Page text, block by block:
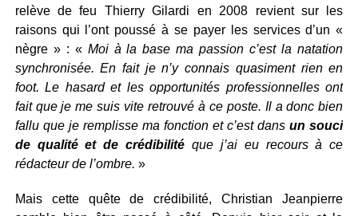
relève de feu Thierry Gilardi en 2008 revient sur les
raisons qui l’ont poussé à se payer les services d’un «
nègre » : « Moi à la base ma passion c’est la natation
synchronisée. En fait je n’y connais quasiment rien en
foot. Le hasard et les opportunités professionnelles ont
fait que je me suis vite retrouvé à ce poste. Il a donc bien
fallu que je remplisse ma fonction et c’est dansun souci
de qualité et de crédibilité que j’ai eu recours à ce
rédacteur de l’ombre. »
Mais cette quête de crédibilité, Christian Jeanpierre